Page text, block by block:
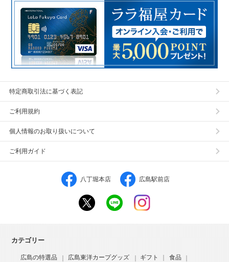
特定商取引法に基づく表記
ご利用規約
個人情報のお取り扱いについて
ご利用ガイド
八丁堀本店 広島駅前店
カテゴリー
広島の特選品 広島東洋カープグッズ ギフト 食品